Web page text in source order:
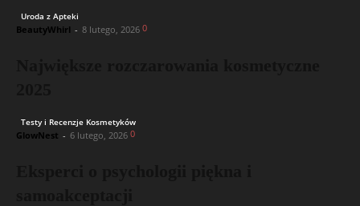
Uroda z Apteki
BeautyWhirl - 8 lutego, 2026 0
Testy i Recenzje Kosmetyków
GlowNest - 6 lutego, 2026 0